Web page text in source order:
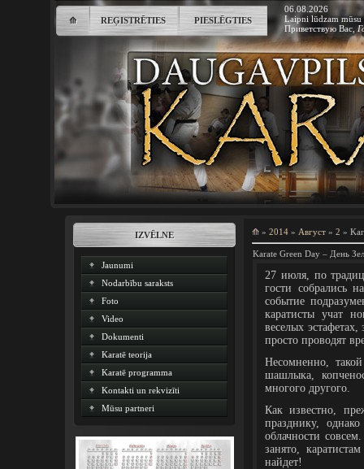
⟰ REĢISTRĒTIES PIESLĒGTIES
06.08.2026
Laipni lūdzam mūsu
Приветствую Вас ,
IZVĒLNE
Jaunumi
Nodarbību saraksts
Foto
Video
Dokumenti
Karatē teorija
Karatē programma
Kontakti un rekvizīti
Mūsu partneri
⟰ » 2014 » Август » 2 »
Karate Green Day – День
27 июля, по
гости собрались
событие
каратисты учат
веселых
просто проводят
Несомненно,
шашлыка,
многого другого.
Как известно,
празднику,
облачности
занято,
найдет!